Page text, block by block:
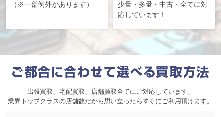
（※一部例外があります）
少量・多量・中古・全てに対
応しています！
出張買取、宅配買取、店舗買取全てにご対応しています。
業界トップクラスの店舗数だから思い立ったらすぐにご利用頂けます。